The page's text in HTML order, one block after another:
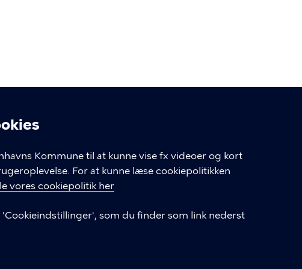
Kommune til at kunne vise fx videoer og kort
For at kunne læse cookiepolitikken
vores cookiepolitik her
som du finder som link nederst
GENVEJE
Hvis du vil klage